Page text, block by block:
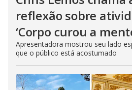
reflexão sobre
‘Corpo curou a
Apresentadora mostrou seu lado
que o público está acostumado